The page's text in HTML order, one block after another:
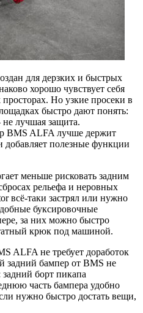
для дерзких и быстрых
хорошо чувствует себя
Но узкие просеки в
быстро дают понять:
лучшая защита.
BMS ALFA лучше держит
добавляет полезные функции
меньше рисковать задним
рельефа и неровных
всё-таки застрял или нужно
буксировочные
за них можно быстро
крюк под машиной.
ALFA не требует доработок
задний бампер от BMS не
задний борт пикапа
часть бампера удобно
нужно быстро достать вещи,